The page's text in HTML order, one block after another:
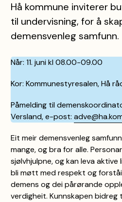
Hå kommune inviterer
til undervisning, for å
demensvenleg samfunn.
Når: 11. juni kl 08.00-09.00
Kor: Kommunestyresalen, Hå
Påmelding til
Versland, e-post:
Eit meir demensvenleg
mange, og bra for alle.
sjølvhjulpne, og kan leva aktive
bli møtt med respekt og
demens og dei pårørande
verdigheit. Kunnskapen